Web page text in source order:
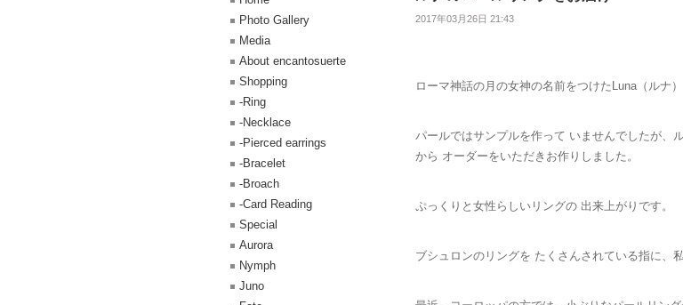
2017年03月26日 21:43
ローマ神話の月の女神の名前をつけたLuna（ルナ
パールではサンプルを作って いませんでしたが、
から オーダーをいただきお作りしました。
ぷっくりと女性らしいリングの 出来上がりです。
ブシュロンのリングを たくさんされている指に、
Photo Gallery
Media
About encantosuerte
Shopping
-Ring
-Necklace
-Pierced earrings
-Bracelet
-Broach
-Card Reading
Special
Aurora
Nymph
Juno